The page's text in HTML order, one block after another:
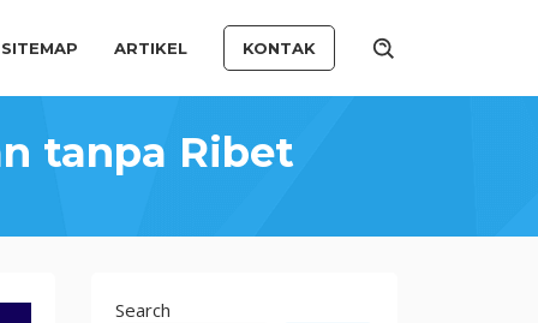
SITEMAP ARTIKEL KONTAK
tanpa Ribet
Search